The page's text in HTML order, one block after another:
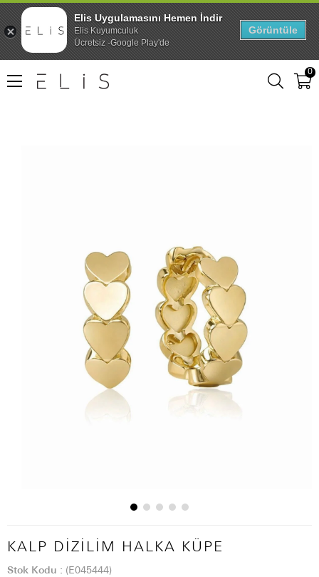
0
KALP DIZILIM HALKA KÜPE
Stok Kodu (E045444)
Elis Uygulamasını Hemen İndir
Elis Kuyumculuk
Ücretsiz -Google Play'de
Görüntüle